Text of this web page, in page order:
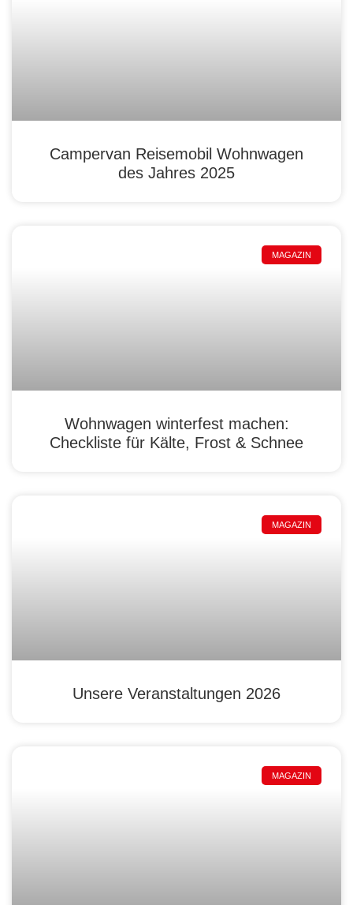
Campervan Reisemobil Wohnwagen
des Jahres 2025
MAGAZIN
Wohnwagen winterfest machen:
Checkliste für Kälte, Frost & Schnee
MAGAZIN
Unsere Veranstaltungen 2026
MAGAZIN